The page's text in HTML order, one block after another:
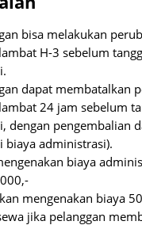
bisa melakukan
H-3 sebelum
dapat membatalkan
24 jam sebelum
dengan pengembalian
biaya administrasi).
biaya
mengenakan biaya
jika pelanggan